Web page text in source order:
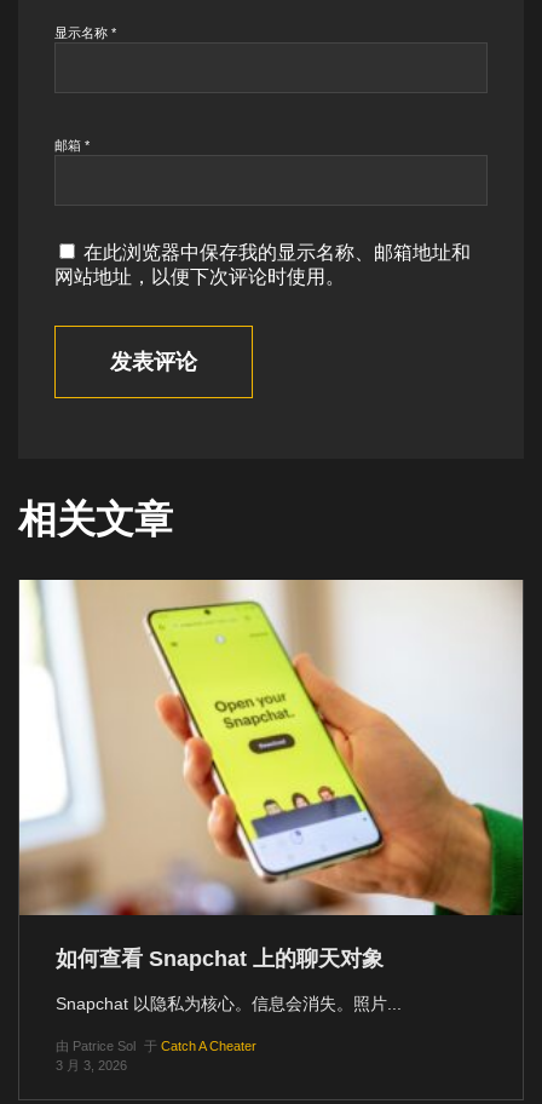
显示名称 *
邮箱 *
在此浏览器中保存我的显示名称、邮箱地址和
网站地址，以便下次评论时使用。
发表评论
相关文章
如何查看 Snapchat 上的聊天对象
Snapchat 以隐私为核心。信息会消失。照片...
由 Patrice Sol 于 Catch A Cheater
3 月 3, 2026